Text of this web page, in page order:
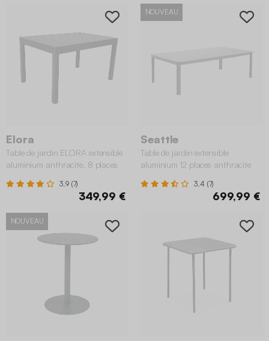
Elora
Table de jardin ELORA extensible
aluminium anthracite, 8 places
3.9 (7)
349,99 €
NOUVEAU
Seattle
Table de jardin extensible
aluminium 12 places anthracite
3.4 (7)
699,99 €
NOUVEAU